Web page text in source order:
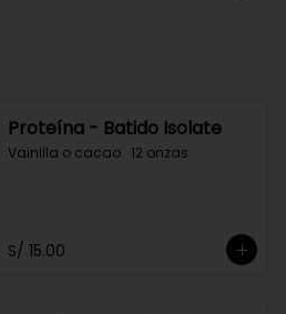
Proteína - Batido Isolate
Vainilla o cacao.  12 onzas
S/ 15.00